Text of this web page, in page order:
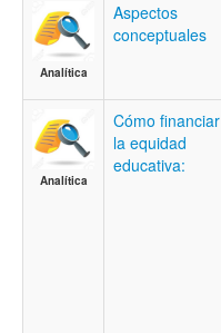
Analítica
Aspectos
conceptuales
Analítica
Cómo financiar
la equidad
educativa: